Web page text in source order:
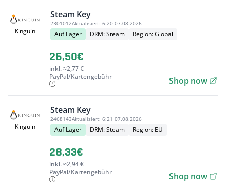
Kinguin
Steam Key
2301012Aktualisiert: 6:20 07.08.2026
Auf Lager DRM: Steam Region: Global
26,50€
inkl. ≈2,77 €
PayPal/Kartengebühr
Shop now
Kinguin
Steam Key
2468143Aktualisiert: 6:21 07.08.2026
Auf Lager DRM: Steam Region: EU
28,33€
inkl. ≈2,94 €
PayPal/Kartengebühr
Shop now